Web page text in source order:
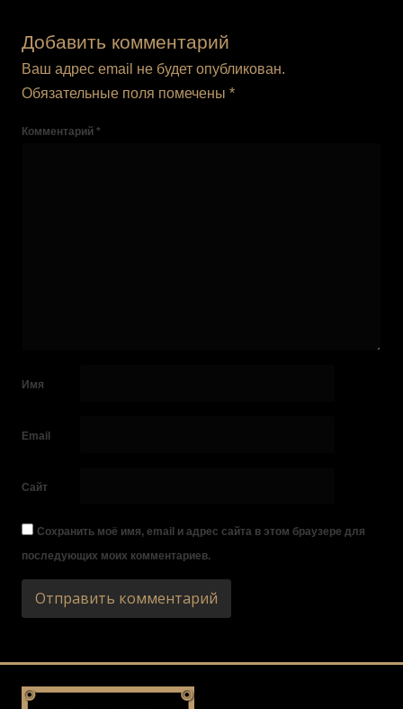
Добавить комментарий
Ваш адрес email не будет опубликован.
Обязательные поля помечены *
Комментарий *
Имя
Email
Сайт
Сохранить моё имя, email и адрес сайта в этом браузере для
последующих моих комментариев.